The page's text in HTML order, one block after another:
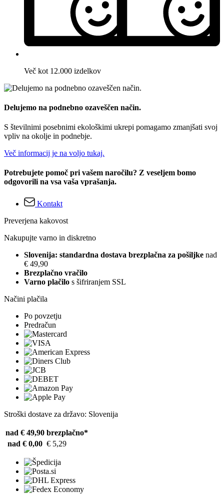
Več kot 12.000 izdelkov
Delujemo na podnebno ozaveščen način.
S številnimi posebnimi ekološkimi ukrepi pomagamo zmanjšati svoj
vpliv na okolje in podnebje.
Več informacij je na voljo tukaj.
Potrebujete pomoč pri vašem naročilu? Z veseljem bomo
odgovorili na vsa vaša vprašanja.
Kontakt
Preverjena kakovost
Nakupujte varno in diskretno
Slovenija: standardna dostava brezplačna za pošiljke nad
€ 49,90
Brezplačno vračilo
Varno plačilo s šifriranjem SSL
Načini plačila
Po povzetju
Predračun
Stroški dostave za državo: Slovenija
nad € 49,90 brezplačno*
nad € 0,00 € 5,29